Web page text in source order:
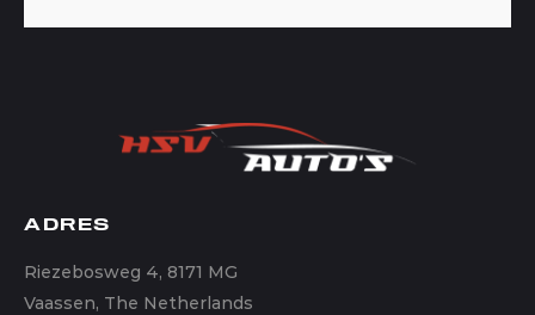
ADRES
Riezebosweg 4, 8171 MG
Vaassen, The Netherlands